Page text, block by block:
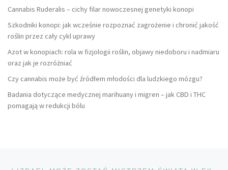
Cannabis Ruderalis – cichy filar nowoczesnej genetyki konopi
Szkodniki konopi: jak wcześnie rozpoznać zagrożenie i chronić jakość
roślin przez cały cykl uprawy
Azot w konopiach: rola w fizjologii roślin, objawy niedoboru i nadmiaru
oraz jak je rozróżniać
Czy cannabis może być źródłem młodości dla ludzkiego mózgu?
Badania dotyczące medycznej marihuany i migren – jak CBD i THC
pomagają w redukcji bólu